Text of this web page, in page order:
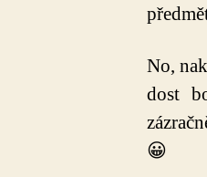
No,
dost
😀